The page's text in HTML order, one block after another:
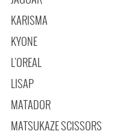
KARISMA
KYONE
L'OREAL
LISAP
MATADOR
MATSUKAZE SCISSORS